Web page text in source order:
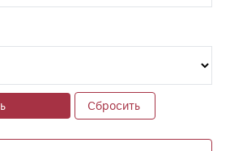
Сбросить